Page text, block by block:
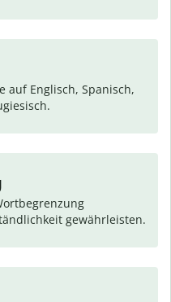
auf Englisch, Spanisch,
gewährleisten.